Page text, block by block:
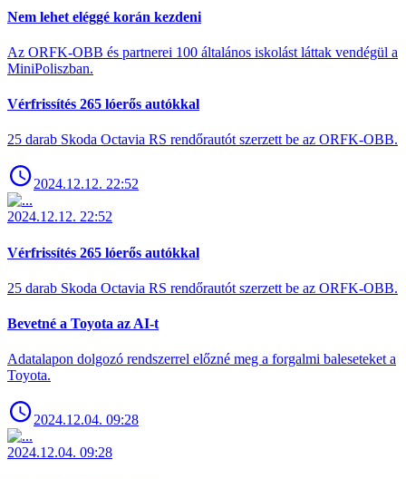
Nem lehet eléggé korán kezdeni
Az ORFK-OBB és partnerei 100 általános iskolást láttak vendégül a
MiniPoliszban.
Vérfrissítés 265 lóerős autókkal
25 darab Skoda Octavia RS rendőrautót szerzett be az ORFK-OBB.
2024.12.12. 22:52
2024.12.12. 22:52
Vérfrissítés 265 lóerős autókkal
25 darab Skoda Octavia RS rendőrautót szerzett be az ORFK-OBB.
Bevetné a Toyota az AI-t
Adatalapon dolgozó rendszerrel előzné meg a forgalmi baleseteket a
Toyota.
2024.12.04. 09:28
2024.12.04. 09:28